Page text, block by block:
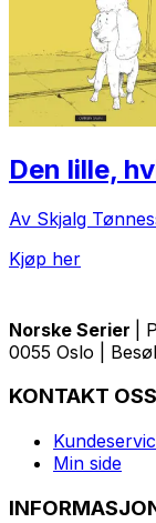
Den lille,
Av Skjalg
Kjøp her
Norske Serier
|
0055 Oslo |
KONTAKT OSS
Min side